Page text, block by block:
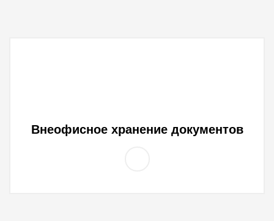
Внеофисное хранение документов